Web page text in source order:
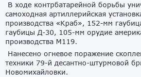
В ходе контрбатарейной борьбы
самоходная артиллерийская
производства «Краб», 152-мм
гаубицы Д-30, 105-мм орудие
производства М119.
Нанесено огневое поражение
техники 79-й десантно-штурмовой
Новомихайловки.